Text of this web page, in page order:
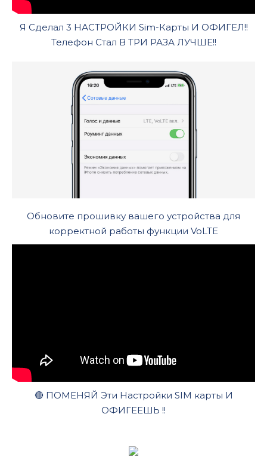
Я Сделал 3 НАСТРОЙКИ Sim-Карты И ОФИГЕЛ!!
Телефон Стал В ТРИ РАЗА ЛУЧШЕ!!
Обновите прошивку вашего устройства для
корректной работы функции VoLTE
🔴 ПОМЕНЯЙ Эти Настройки SIM карты И
ОФИГЕЕШЬ !!